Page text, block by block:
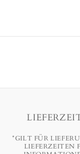
*GILT FÜR
LIEFERZEITEN